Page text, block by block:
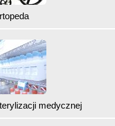
medycznej